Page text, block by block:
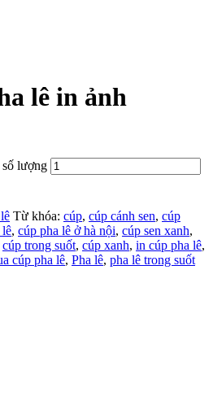
lê in ảnh
lượng
Từ khóa: cúp, cúp cánh sen, cúp
lê, cúp pha lê ở hà nội, cúp sen xanh,
cúp trong suốt, cúp xanh, in cúp pha lê,
cúp pha lê, Pha lê, pha lê trong suốt